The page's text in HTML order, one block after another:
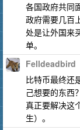
各国政府共同
政府需要几百
处是让外国来
单。
Felldeadbird
比特币最终还
己想要的东西
真正要解决这
生）。